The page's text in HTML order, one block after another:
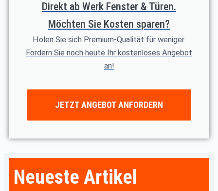
Direkt ab Werk Fenster & Türen.
Möchten Sie Kosten sparen?
Holen Sie sich Premium-Qualität für weniger.
Fordern Sie noch heute Ihr kostenloses Angebot
an!
JETZT ANGEBOT ANFORDERN
Neueste Artikel